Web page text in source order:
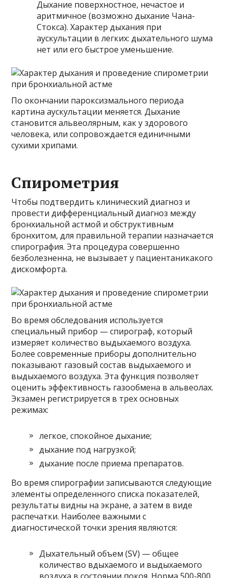
Дыхание поверхностное, нечастое и
аритмичное (возможно дыхание Чана-
Стокса). Характер дыхания при
аускультации в легких: дыхательного шума
нет или его быстрое уменьшение.
По окончании пароксизмального периода
картина аускультации меняется. Дыхание
становится альвеолярным, как у здорового
человека, или сопровождается единичными
сухими хрипами.
Спирометрия
Чтобы подтвердить клинический диагноз и
провести дифференциальный диагноз между
бронхиальной астмой и обструктивным
бронхитом, для правильной терапии назначается
спирография. Эта процедура совершенно
безболезненна, не вызывает у пациентаникакого
дискомфорта.
Во время обследования используется
специальный прибор — спирограф, который
измеряет количество выдыхаемого воздуха.
Более современные приборы дополнительно
показывают газовый состав выдыхаемого и
выдыхаемого воздуха. Эта функция позволяет
оценить эффективность газообмена в альвеолах.
Экзамен регистрируется в трех основных
режимах:
легкое, спокойное дыхание;
дыхание под нагрузкой;
дыхание после приема препаратов.
Во время спирографии записываются следующие
элементы определенного списка показателей,
результаты видны на экране, а затем в виде
распечатки. Наиболее важными с
диагностической точки зрения являются:
Дыхательный объем (SV) — общее
количество вдыхаемого и выдыхаемого